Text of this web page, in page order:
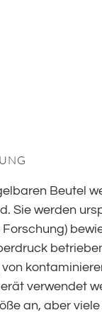
Beutel
Sie werden
Forschung)
verwendet
an, aber